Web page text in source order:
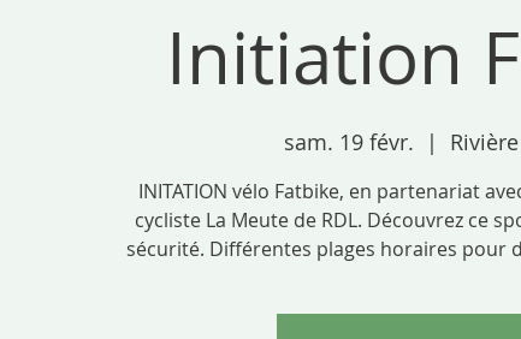
Initiation
sam. 19 févr.
  |
INITATION vélo Fatbike, en partenariat
cycliste La Meute de RDL. Découvrez ce